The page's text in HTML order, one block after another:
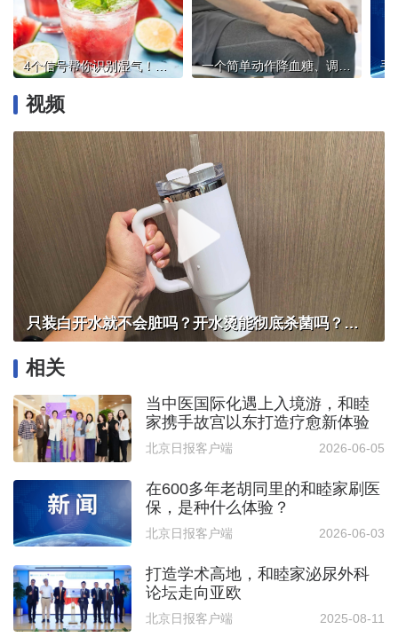
4个信号帮你识别湿气！这些“加湿”习惯快改掉 一个简单动作降血糖、调血脂！不累不喘 坐着就能练
视频
只装白开水就不会脏吗？开水烫能彻底杀菌吗？感控专家详解“吸管杯”藏菌真相｜都视频·热观察
相关
当中医国际化遇上入境游，和睦
家携手故宫以东打造疗愈新体验
北京日报客户端 2026-06-05
在600多年老胡同里的和睦家刷医
保，是种什么体验？
北京日报客户端 2026-06-03
打造学术高地，和睦家泌尿外科
论坛走向亚欧
北京日报客户端 2025-08-11